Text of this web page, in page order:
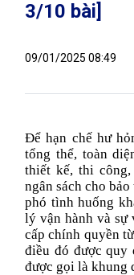
3/10 bài]
09/01/2025 08:49
Để hạn chế hư
tổng thể, toàn
thiết kế, thi
ngân sách cho
phó tình huống
lý vận hành và sự
cấp chính quyền
điều đó được quy
được gọi là khung